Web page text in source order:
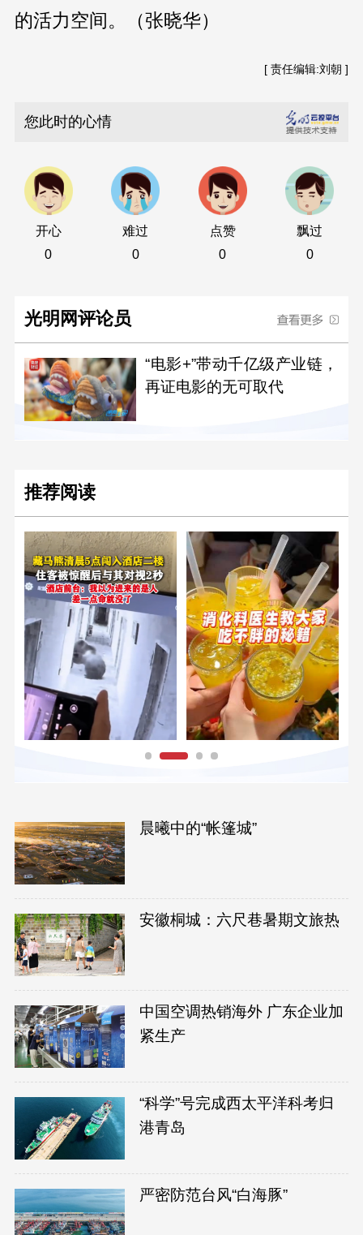
的活力空间。（张晓华）
[ 责任编辑:刘朝 ]
您此时的心情
开心
0
难过
0
点赞
0
飘过
0
光明网评论员
“电影+”带动千亿级产业链，
再证电影的无可取代
推荐阅读
晨曦中的“帐篷城”
安徽桐城：六尺巷暑期文旅热
中国空调热销海外 广东企业加
紧生产
“科学”号完成西太平洋科考归
港青岛
严密防范台风“白海豚”